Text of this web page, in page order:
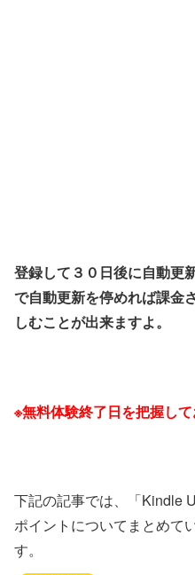
登録して３０日後に自動更
で自動更新を停めれば課金
しむことが出来ますよ。
※無料体験終了日を把握して
下記の記事では、「Kindle
ポイントについてまとめて
す。